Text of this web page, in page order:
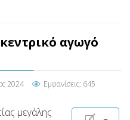
αγωγό
2024 Εμφανίσεις: 645
μεγάλης